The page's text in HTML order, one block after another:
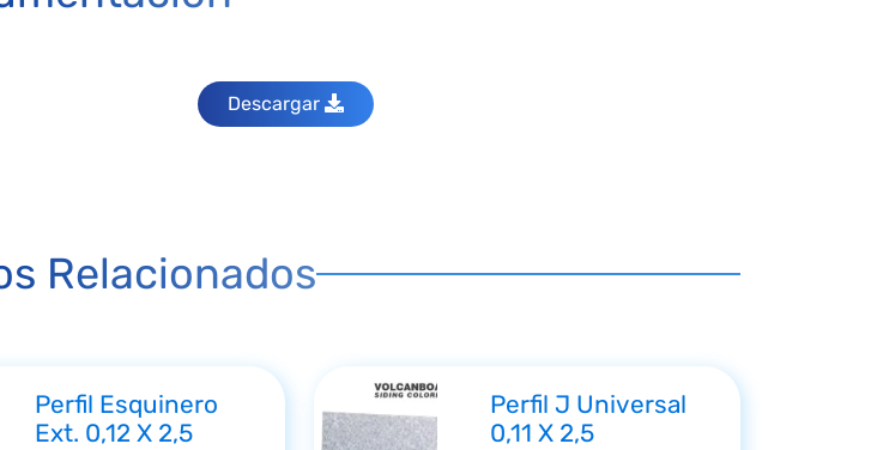
Descargar
Relacionados
Perfil Esquinero
Ext. 0,12 X 2,5
Perfil J Universal
0,11 X 2,5